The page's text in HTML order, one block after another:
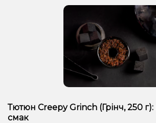
Тютюн Creepy Grinch (Грінч, 250
смак